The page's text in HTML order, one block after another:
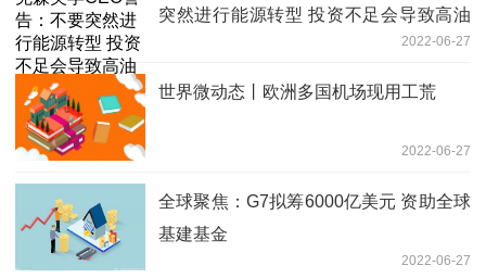
突然进行能源转型 投资不足会导致高油
2022-06-27
世界微动态丨欧洲多国机场现用工荒
2022-06-27
全球聚焦：G7拟筹6000亿美元 资助全球
基建基金
2022-06-27